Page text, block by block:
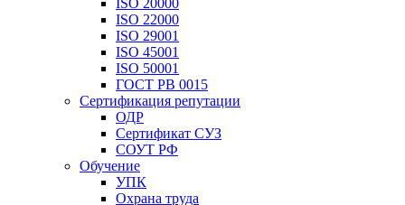
ISO 20000
ISO 22000
ISO 29001
ISO 45001
ISO 50001
ГОСТ РВ 0015
Сертификация репутации
ОДР
Сертификат СУЗ
СОУТ РФ
Обучение
УПК
Охрана труда